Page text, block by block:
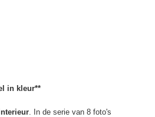
in kleur**
. In de serie van 8 foto's